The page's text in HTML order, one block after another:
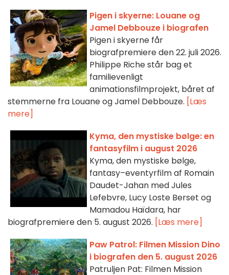
Pigen i skyerne: Louane og
Jamel Debbouze i biografen
Pigen i skyerne får
biografpremiere den 22. juli 2026.
Philippe Riche står bag et
familievenligt
animationsfilmprojekt, båret af
stemmerne fra Louane og Jamel Debbouze. [Læs
mere]
Kyma, den mystiske bølge: en
fantasyfilm i august 2026
Kyma, den mystiske bølge,
fantasy–eventyrfilm af Romain
Daudet-Jahan med Jules
Lefebvre, Lucy Loste Berset og
Mamadou Haïdara, har
biografpremiere den 5. august 2026. [Læs mere]
Paw Patrol: Filmen Mission Dino
i biografen den 5. august 2026
Patruljen Pat: Filmen Mission